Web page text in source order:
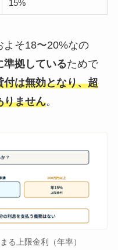
15%
よそ18〜20%なの
準拠しているためで
は無効となり、超
りません。
る上限金利（年率）